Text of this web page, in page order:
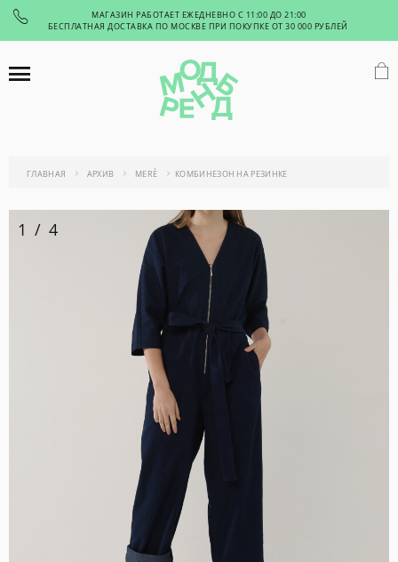
МАГАЗИН РАБОТАЕТ ЕЖЕДНЕВНО С 11:00 ДО 21:00
БЕСПЛАТНАЯ ДОСТАВКА ПО МОСКВЕ ПРИ ПОКУПКЕ ОТ 30 000 РУБЛЕЙ
ГЛАВНАЯ АРХИВ MERÈ КОМБИНЕЗОН НА РЕЗИНКЕ
1 / 4